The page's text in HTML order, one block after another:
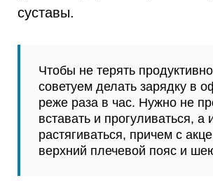
суставы.
Чтобы не терять
советуем делать зарядку в
реже раза в час. Нужно не
вставать и прогуливаться, а
растягиваться, причем с
верхний плечевой пояс и